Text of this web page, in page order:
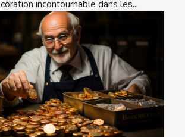
incontournable dans les...